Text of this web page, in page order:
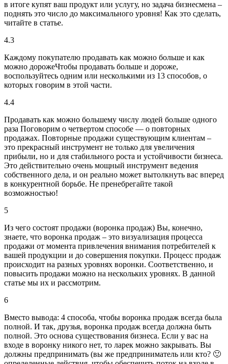
в итоге купят ваш продукт или услугу, но задача бизнесмена –
поднять это число до максимального уровня! Как это сделать,
читайте в статье.
4.3
Каждому покупателю продавать как можно больше и как
можно дорожеЧтобы продавать больше и дороже,
воспользуйтесь одним или несколькими из 13 способов, о
которых говорим в этой части.
4.4
Продавать как можно большему числу людей больше одного
раза Поговорим о четвертом способе — о повторных
продажах. Повторные продажи существующим клиентам –
это прекрасный инструмент не только для увеличения
прибыли, но и для стабильного роста и устойчивости бизнеса.
Это действительно очень мощный инструмент ведения
собственного дела, и он реально может вытолкнуть вас вперед
в конкурентной борьбе. Не пренебрегайте такой
возможностью!
5
Из чего состоят продажи (воронка продаж) Вы, конечно,
знаете, что воронка продаж – это визуализация процесса
продажи от момента привлечения внимания потребителей к
вашей продукции и до совершения покупки. Процесс продаж
происходит на разных уровнях воронки. Соответственно, и
повысить продажи можно на нескольких уровнях. В данной
статье мы их и рассмотрим.
6
Вместо вывода: 4 способа, чтобы воронка продаж всегда была
полной. И так, друзья, воронка продаж всегда должна быть
полной. Это основа существования бизнеса. Если у вас на
входе в воронку никого нет, то ларек можно закрывать. Вы
должны предпринимать (вы же предприниматель или кто? 🙂